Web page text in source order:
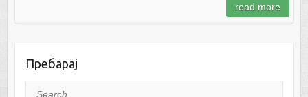
read more
Пребарај
Search